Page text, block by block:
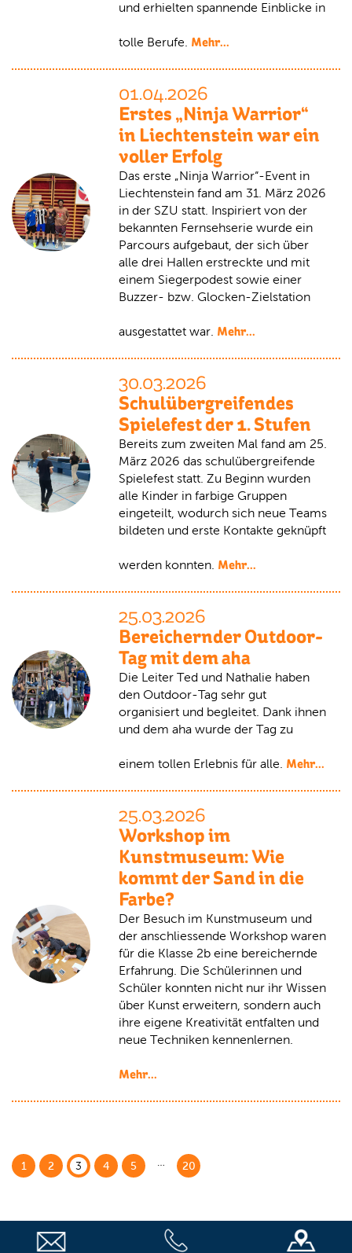
und erhielten spannende Einblicke in
tolle Berufe. Mehr...
01.04.2026
Erstes „Ninja Warrior“
in Liechtenstein war ein
voller Erfolg
Das erste „Ninja Warrior“-Event in
Liechtenstein fand am 31. März 2026
in der SZU statt. Inspiriert von der
bekannten Fernsehserie wurde ein
Parcours aufgebaut, der sich über
alle drei Hallen erstreckte und mit
einem Siegerpodest sowie einer
Buzzer- bzw. Glocken-Zielstation
ausgestattet war. Mehr...
30.03.2026
Schulübergreifendes
Spielefest der 1. Stufen
Bereits zum zweiten Mal fand am 25.
März 2026 das schulübergreifende
Spielefest statt. Zu Beginn wurden
alle Kinder in farbige Gruppen
eingeteilt, wodurch sich neue Teams
bildeten und erste Kontakte geknüpft
werden konnten. Mehr...
25.03.2026
Bereichernder Outdoor-
Tag mit dem aha
Die Leiter Ted und Nathalie haben
den Outdoor-Tag sehr gut
organisiert und begleitet. Dank ihnen
und dem aha wurde der Tag zu
einem tollen Erlebnis für alle. Mehr...
25.03.2026
Workshop im
Kunstmuseum: Wie
kommt der Sand in die
Farbe?
Der Besuch im Kunstmuseum und
der anschliessende Workshop waren
für die Klasse 2b eine bereichernde
Erfahrung. Die Schülerinnen und
Schüler konnten nicht nur ihr Wissen
über Kunst erweitern, sondern auch
ihre eigene Kreativität entfalten und
neue Techniken kennenlernen.
Mehr...
1 2 3 4 5 20